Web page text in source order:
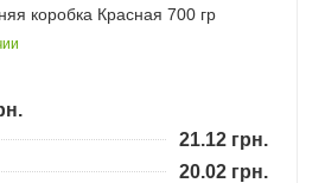
Новогодняя коробка Красная 700 гр
21.12грн.
20.02грн.